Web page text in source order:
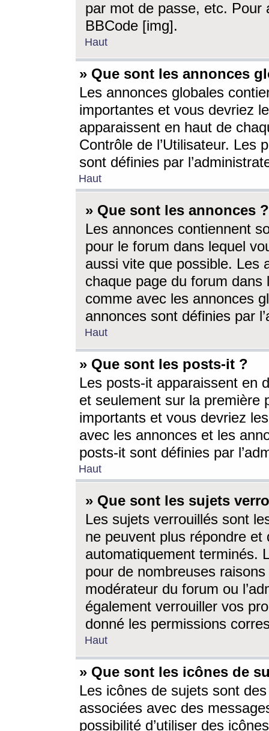
par mot de passe, etc. Pour
BBCode [img].
Haut
» Que sont les annonces
Les annonces globales
importantes et vous devriez
apparaissent en haut de
Contrôle de l’Utilisateur. Les
sont définies par
Haut
» Que sont les annonces ?
Les annonces contiennent
pour le forum dans lequel
aussi vite que possible. Les
chaque page du forum dans
comme avec les annonces
annonces sont définies par
Haut
» Que sont les posts-it ?
Les posts-it apparaissent en
et seulement sur la première
importants et vous devriez
avec les annonces et les
posts-it sont définies par
Haut
» Que sont les sujets
Les sujets verrouillés sont
ne peuvent plus répondre
automatiquement terminés.
pour de nombreuses
modérateur du forum ou
également verrouiller vos
donné les permissions
Haut
» Que sont les icônes de
Les icônes de sujets sont
associées avec des
possibilité d’utiliser des